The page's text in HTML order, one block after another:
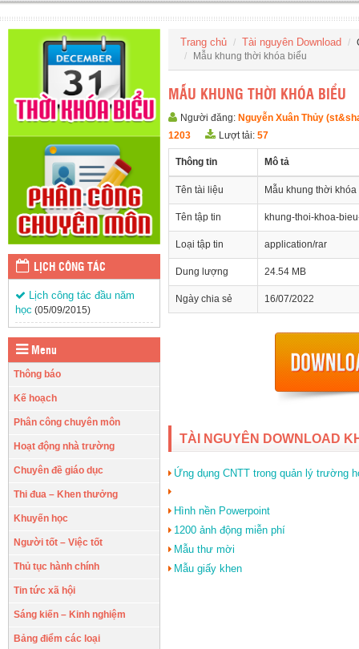
LỊCH CÔNG TÁC
Lịch công tác đầu năm
học (05/09/2015)
Menu
Thông báo
Kế hoạch
Phân công chuyên môn
Hoạt động nhà trường
Chuyên đề giáo dục
Thi đua – Khen thưởng
Khuyến học
Người tốt – Việc tốt
Thủ tục hành chính
Tin tức xã hội
Sáng kiến – Kinh nghiệm
Bảng điểm các loại
Trang chủ Tài nguyên Download
Mẫu khung thời khóa biểu
MẪU KHUNG THỜI KHÓA BIỂU
Người đăng: Nguyễn Xuân Thủy
1203
Lượt tải: 57
Thông tin Mô tả
Tên tài liệu Mẫu khung thời khóa
Tên tập tin khung-thoi-khoa-
Loại tập tin application/rar
Dung lượng 24.54 MB
Ngày chia sẻ 16/07/2022
TÀI NGUYÊN DOWNLOAD
Ứng dụng CNTT trong quản lý trường
Hình nền Powerpoint
1200 ảnh động miễn phí
Mẫu thư mời
Mẫu giấy khen